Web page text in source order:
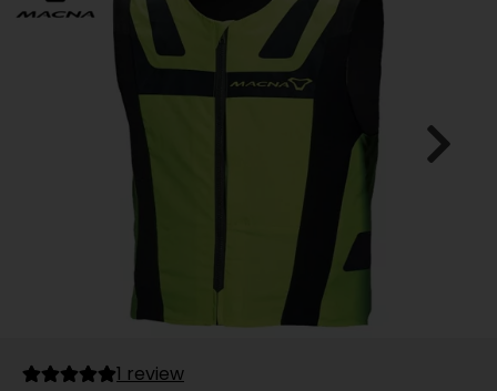
1 review